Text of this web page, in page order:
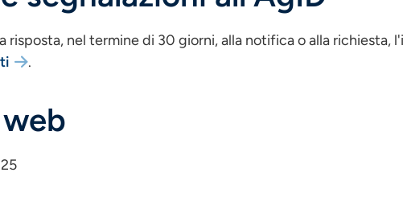
nel termine di 30 giorni, alla notifica o alla richiesta,
.